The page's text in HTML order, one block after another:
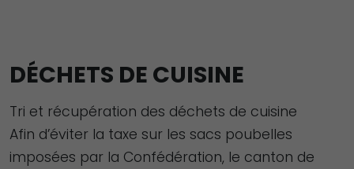
DÉCHETS DE CUISINE
Tri et récupération des déchets de cuisine
Afin d’éviter la taxe sur les sacs poubelles
imposées par la Confédération, le canton de